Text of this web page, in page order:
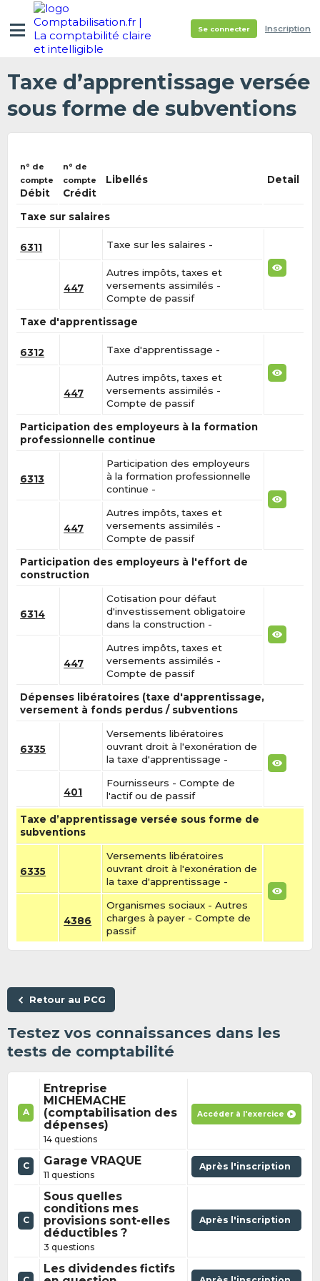
Se connecter Inscription
Taxe d’apprentissage versée
sous forme de subventions
n° de
compte
Débit
n° de
compte
Crédit
Libellés Detail
Taxe sur salaires
6311 Taxe sur les salaires -
447
Autres impôts, taxes et
versements assimilés -
Compte de passif
Taxe d'apprentissage
6312 Taxe d'apprentissage -
447
Autres impôts, taxes et
versements assimilés -
Compte de passif
Participation des employeurs à la formation
professionnelle continue
6313
Participation des employeurs
à la formation professionnelle
continue -
447
Autres impôts, taxes et
versements assimilés -
Compte de passif
Participation des employeurs à l'effort de
construction
6314
Cotisation pour défaut
d'investissement obligatoire
dans la construction -
447
Autres impôts, taxes et
versements assimilés -
Compte de passif
Dépenses libératoires (taxe d'apprentissage,
versement à fonds perdus / subventions
6335
Versements libératoires
ouvrant droit à l'exonération de
la taxe d'apprentissage -
401
Fournisseurs - Compte de
l'actif ou de passif
Taxe d’apprentissage versée sous forme de
subventions
6335
Versements libératoires
ouvrant droit à l'exonération de
la taxe d'apprentissage -
4386
Organismes sociaux - Autres
charges à payer - Compte de
passif
Retour au PCG
Testez vos connaissances dans les
tests de comptabilité
A
Entreprise
MICHEMACHE
(comptabilisation des
dépenses)
14 questions
Accéder à l'exercice
C Garage VRAQUE
11 questions
Après l'inscription
C
Sous quelles
conditions mes
provisions sont-elles
déductibles ?
3 questions
Après l'inscription
Les dividendes fictifs